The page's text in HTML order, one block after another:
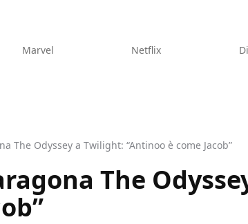
Marvel Netflix
The Odyssey a Twilight: “Antinoo è come Jacob”
The